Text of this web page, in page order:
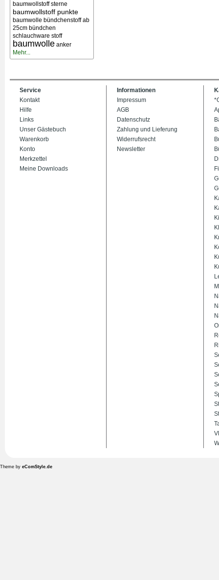
baumwollstoff sterne
baumwollstoff punkte
baumwolle bündchenstoff ab
25cm bündchen
schlauchware stoff
baumwolle anker
Mehr...
Service
Kontakt
Hilfe
Links
Unser Gästebuch
Warenkorb
Konto
Merkzettel
Meine Downloads
Informationen
Impressum
AGB
Datenschutz
Zahlung und Lieferung
Widerrufsrecht
Newsletter
Theme by eComStyle.de